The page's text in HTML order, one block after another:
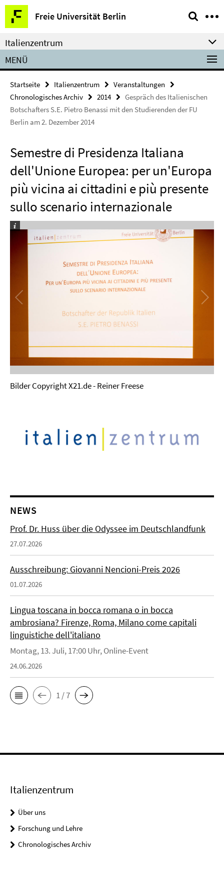
Springe
direkt
zu
Inhalt
Freie Universität Berlin
Service-
Navigation
Italienzentrum
MENÜ
Startseite Italienzentrum
Veranstaltungen
Chronologisches Archiv
2014
Gespräch des Italienischen
Botschafters S.E. Pietro Benassi mit den Studierenden der FU
Berlin am 2. Dezember 2014
Semestre di Presidenza Italiana
dell'Unione Europea: per un'Europa
più vicina ai cittadini e più presente
sullo scenario internazionale
Bilder Copyright X21.de - Reiner Freese
NEWS
Prof. Dr. Huss über die Odyssee im Deutschlandfunk
27.07.2026
Ausschreibung: Giovanni Nencioni-Preis 2026
01.07.2026
Lingua toscana in bocca romana o in bocca
ambrosiana? Firenze, Roma, Milano come capitali
linguistiche dell'italiano
Montag, 13. Juli, 17:00 Uhr, Online-Event
24.06.2026
1 / 7
Italienzentrum
Über uns
Forschung und Lehre
Chronologisches Archiv